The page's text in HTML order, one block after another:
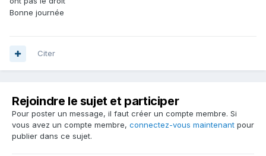
Bonne journée
Citer
Rejoindre le sujet et participer
Pour poster un message, il faut créer un compte membre. Si
vous avez un compte membre, connectez-vous maintenant pour
publier dans ce sujet.